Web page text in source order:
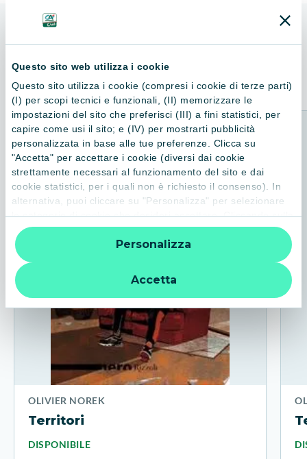
Questo sito web utilizza i cookie
Questo sito utilizza i cookie (compresi i cookie di terze parti)
(I) per scopi tecnici e funzionali, (II) memorizzare le
impostazioni del sito che preferisci (III) a fini statistici, per
capire come usi il sito; e (IV) per mostrarti pubblicità
personalizzata in base alle tue preferenze. Clicca su
"Accetta" per accettare i cookie (diversi dai cookie
strettamente necessari al funzionamento del sito e dai
cookie statistici, per i quali non è richiesto il consenso). In
alternativa, puoi cliccare su "Personalizza" per selezionare
le categorie di cookie che desideri accettare. Cliccando sulla
“X” le impostazioni predefinite vengono lasciate invariate e
quindi la navigazione può continuare senza cookie o altri
strumenti di tracciamento diversi da quelli tecnici. Per
ulteriori informazioni:
informativa privacy
Accetta
Personalizza
Consigliati per te
OLIVIER NOREK
Territori
DISPONIBILE